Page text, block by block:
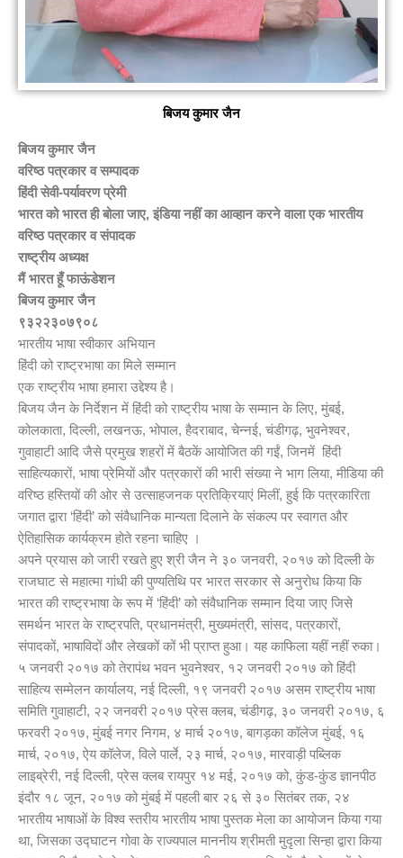
बिजय कुमार जैन
बिजय कुमार जैन
वरिष्ठ पत्रकार व सम्पादक
हिंदी सेवी-पर्यावरण प्रेमी
भारत को भारत ही बोला जाए, इंडिया नहीं का आव्हान करने वाला एक भारतीय
वरिष्ठ पत्रकार व संपादक
राष्ट्रीय अध्यक्ष
मैं भारत हूँ फाऊंडेशन
बिजय कुमार जैन
९३२२३०७९०८
भारतीय भाषा स्वीकार अभियान
हिंदी को राष्ट्रभाषा का मिले सम्मान
एक राष्ट्रीय भाषा हमारा उद्देश्य है।
बिजय जैन के निर्देशन में हिंदी को राष्ट्रीय भाषा के सम्मान के लिए, मुंबई,
कोलकाता, दिल्ली, लखनऊ, भोपाल, हैदराबाद, चेन्नई, चंडीगढ़, भुवनेश्वर,
गुवाहाटी आदि जैसे प्रमुख शहरों में बैठकें आयोजित की गईं, जिनमें हिंदी
साहित्यकारों, भाषा प्रेमियों और पत्रकारों की भारी संख्या ने भाग लिया, मीडिया की
वरिष्ठ हस्तियों की ओर से उत्साहजनक प्रतिक्रियाएं मिलीं, हुई कि पत्रकारिता
जगात द्वारा ‘हिंदी’ को संवैधानिक मान्यता दिलाने के संकल्प पर स्वागत और
ऐतिहासिक कार्यक्रम होते रहना चाहिए ।
अपने प्रयास को जारी रखते हुए श्री जैन ने ३० जनवरी, २०१७ को दिल्ली के
राजघाट से महात्मा गांधी की पुण्यतिथि पर भारत सरकार से अनुरोध किया कि
भारत की राष्ट्रभाषा के रूप में ‘हिंदी’ को संवैधानिक सम्मान दिया जाए जिसे
समर्थन भारत के राष्ट्रपति, प्रधानमंत्री, मुख्यमंत्री, सांसद, पत्रकारों,
संपादकों, भाषाविदों और लेखकों कों भी प्राप्त हुआ। यह काफिला यहीं नहीं रुका।
५ जनवरी २०१७ को तेरापंथ भवन भुवनेश्वर, १२ जनवरी २०१७ को हिंदी
साहित्य सम्मेलन कार्यालय, नई दिल्ली, १९ जनवरी २०१७ असम राष्ट्रीय भाषा
समिति गुवाहाटी, २२ जनवरी २०१७ प्रेस क्लब, चंडीगढ़, ३० जनवरी २०१७, ६
फरवरी २०१७, मुंबई नगर निगम, ४ मार्च २०१७, बागड़का कॉलेज मुंबई, १६
मार्च, २०१७, ऐय कॉलेज, विले पार्ले, २३ मार्च, २०१७, मारवाड़ी पब्लिक
लाइब्रेरी, नई दिल्ली, प्रेस क्लब रायपुर १४ मई, २०१७ को, कुंड-कुंड ज्ञानपीठ
इंदौर १८ जून, २०१७ को मुंबई में पहली बार २६ से ३० सितंबर तक, २४
भारतीय भाषाओं के विश्व स्तरीय भारतीय भाषा पुस्तक मेला का आयोजन किया गया
था, जिसका उद्घाटन गोवा के राज्यपाल माननीय श्रीमती मुदृला सिन्हा द्वारा किया